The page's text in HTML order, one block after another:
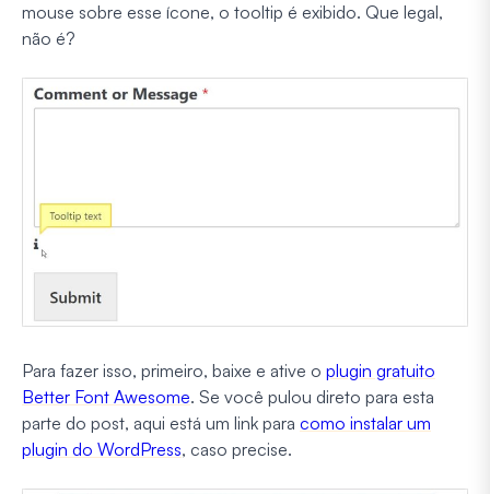
mouse sobre esse ícone, o tooltip é exibido. Que legal,
não é?
Para fazer isso, primeiro, baixe e ative o plugin gratuito
Better Font Awesome. Se você pulou direto para esta
parte do post, aqui está um link para como instalar um
plugin do WordPress, caso precise.